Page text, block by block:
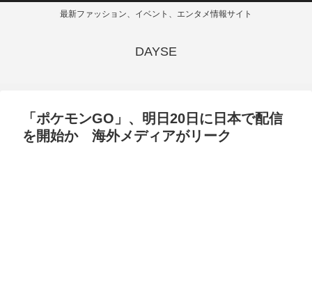
最新ファッション、イベント、エンタメ情報サイト
DAYSE
「ポケモンGO」、明日20日に日本で配信
を開始か 海外メディアがリーク